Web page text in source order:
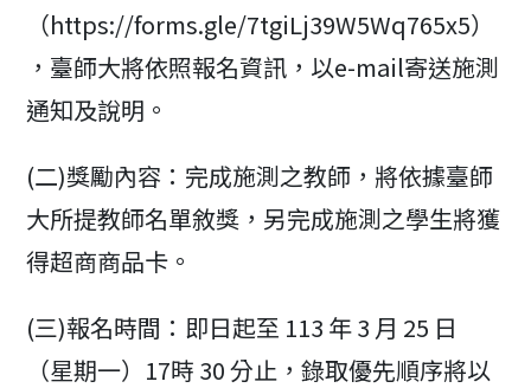
（https://forms.gle/7tgiLj39W5Wq765x5）
，臺師大將依照報名資訊，以e-mail寄送施測
通知及說明。
(二)獎勵內容：完成施測之教師，將依據臺師
大所提教師名單敘獎，另完成施測之學生將獲
得超商商品卡。
(三)報名時間：即日起至 113 年 3 月 25 日
（星期一）17時 30 分止，錄取優先順序將以